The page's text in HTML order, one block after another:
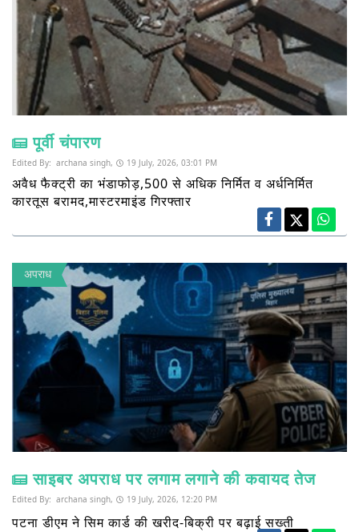
पूर्वी चंपारण
Edited By: archana singh, 19 July, 2026, 03:01 PM
अवैध फैक्ट्री का भंडाफोड़,500 से अधिक निर्मित व अर्धनिर्मित
कारतूस बरामद,मास्टरमाइंड गिरफ्तार
अपराध
साइबर अपराध पर लगाम लगाने की कवायद तेज
Edited By: archana singh, 19 July, 2026, 12:20 PM
पटना डीएम ने सिम कार्ड की खरीद-बिक्री पर बढ़ाई सख्ती